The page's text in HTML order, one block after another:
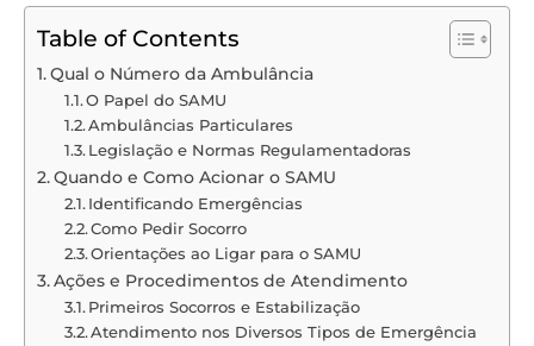
Table of Contents
Qual o Número da Ambulância
O Papel do SAMU
Ambulâncias Particulares
Legislação e Normas Regulamentadoras
Quando e Como Acionar o SAMU
Identificando Emergências
Como Pedir Socorro
Orientações ao Ligar para o SAMU
Ações e Procedimentos de Atendimento
Primeiros Socorros e Estabilização
Atendimento nos Diversos Tipos de Emergência